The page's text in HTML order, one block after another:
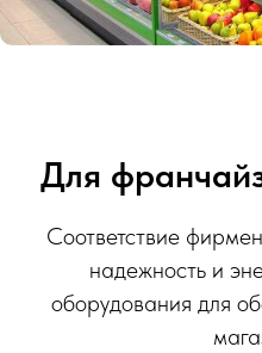
Для
Соответствие
надежность и
оборудования для